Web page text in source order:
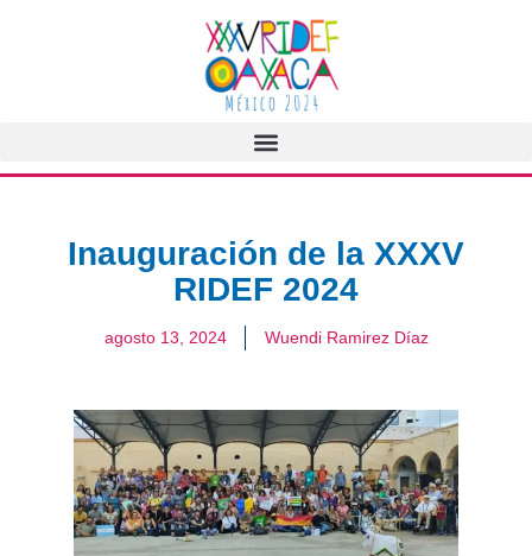
Inauguración de la XXXV
RIDEF 2024
agosto 13, 2024 Wuendi Ramirez Díaz